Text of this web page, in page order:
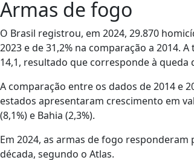
Armas de fogo
O Brasil registrou, em 2024, 29.870
2023 e de 31,2% na comparação a 2014.
14,1, resultado que corresponde à queda
A comparação entre os dados de 2014 e
estados apresentaram crescimento em
(8,1%) e Bahia (2,3%).
Em 2024, as armas de fogo
década, segundo o Atlas.